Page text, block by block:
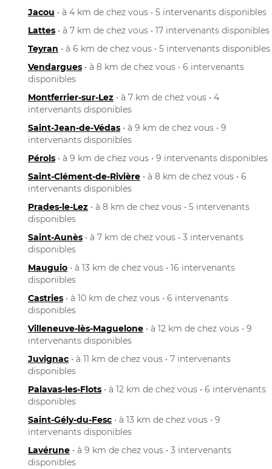
Jacou • à 4 km de chez vous • 5 intervenants disponibles
Lattes • à 7 km de chez vous • 17 intervenants disponibles
Teyran • à 6 km de chez vous • 5 intervenants disponibles
Vendargues • à 8 km de chez vous • 6 intervenants
disponibles
Montferrier-sur-Lez • à 7 km de chez vous • 4
intervenants disponibles
Saint-Jean-de-Védas • à 9 km de chez vous • 9
intervenants disponibles
Pérols • à 9 km de chez vous • 9 intervenants disponibles
Saint-Clément-de-Rivière • à 8 km de chez vous • 6
intervenants disponibles
Prades-le-Lez • à 8 km de chez vous • 5 intervenants
disponibles
Saint-Aunès • à 7 km de chez vous • 3 intervenants
disponibles
Mauguio • à 13 km de chez vous • 16 intervenants
disponibles
Castries • à 10 km de chez vous • 6 intervenants
disponibles
Villeneuve-lès-Maguelone • à 12 km de chez vous • 9
intervenants disponibles
Juvignac • à 11 km de chez vous • 7 intervenants
disponibles
Palavas-les-Flots • à 12 km de chez vous • 6 intervenants
disponibles
Saint-Gély-du-Fesc • à 13 km de chez vous • 9
intervenants disponibles
Lavérune • à 9 km de chez vous • 3 intervenants
disponibles